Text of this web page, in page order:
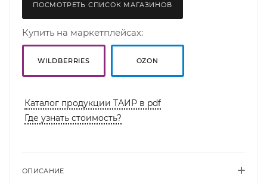
ПОСМОТРЕТЬ СПИСОК МАГАЗИНОВ
Купить на маркетплейсах:
WILDBERRIES OZON
Каталог продукции ТАИР в pdf
Где узнать стоимость?
ОПИСАНИЕ